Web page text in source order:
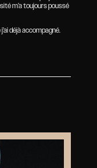
m’a toujours poussé
déjà accompagné.